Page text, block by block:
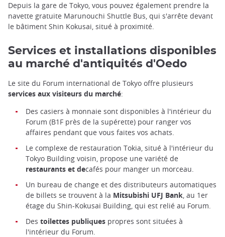
Depuis la gare de Tokyo, vous pouvez également prendre la
navette gratuite Marunouchi Shuttle Bus, qui s'arrête devant
le bâtiment Shin Kokusai, situé à proximité.
Services et installations disponibles
au marché d'antiquités d'Oedo
Le site du Forum international de Tokyo offre plusieurs
services aux visiteurs du marché:
Des casiers à monnaie sont disponibles à l'intérieur du
Forum (B1F près de la supérette) pour ranger vos
affaires pendant que vous faites vos achats.
Le complexe de restauration Tokia, situé à l'intérieur du
Tokyo Building voisin, propose une variété de
restaurants et decafés pour manger un morceau.
Un bureau de change et des distributeurs automatiques
de billets se trouvent à la Mitsubishi UFJ Bank, au 1er
étage du Shin-Kokusai Building, qui est relié au Forum.
Des toilettes publiques propres sont situées à
l'intérieur du Forum.